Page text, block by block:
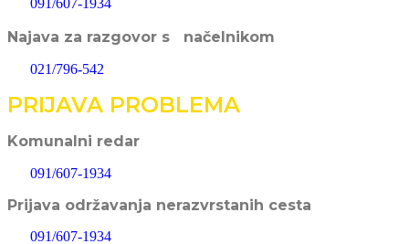
091/607-1934
Najava za razgovor s načelnikom
021/796-542
PRIJAVA PROBLEMA
Komunalni redar
091/607-1934
Prijava održavanja nerazvrstanih cesta
091/607-1934